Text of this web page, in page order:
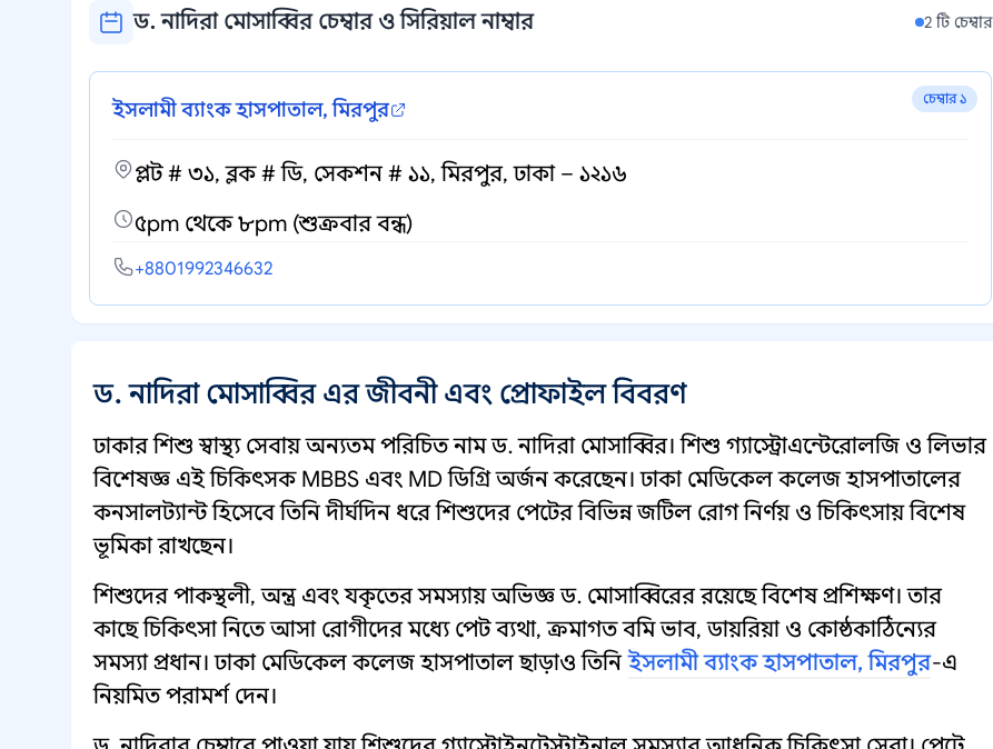
ড. নাদিরা মোসাব্বির চেম্বার ও সিরিয়াল নাম্বার 2 টি চেম্বার
চেম্বার ১
ইসলামী ব্যাংক হাসপাতাল, মিরপুর
প্লট # ৩১, ব্লক # ডি, সেকশন # ১১, মিরপুর, ঢাকা – ১২১৬
৫pm থেকে ৮pm (শুক্রবার বন্ধ)
+8801992346632
ড. নাদিরা মোসাব্বির এর জীবনী এবং প্রোফাইল বিবরণ
ঢাকার শিশু স্বাস্থ্য সেবায় অন্যতম পরিচিত নাম ড. নাদিরা মোসাব্বির। শিশু গ্যাস্ট্রোএন্টেরোলজি ও লিভার
বিশেষজ্ঞ এই চিকিৎসক MBBS এবং MD ডিগ্রি অর্জন করেছেন। ঢাকা মেডিকেল কলেজ হাসপাতালের
কনসালট্যান্ট হিসেবে তিনি দীর্ঘদিন ধরে শিশুদের পেটের বিভিন্ন জটিল রোগ নির্ণয় ও চিকিৎসায় বিশেষ
ভূমিকা রাখছেন।
শিশুদের পাকস্থলী, অন্ত্র এবং যকৃতের সমস্যায় অভিজ্ঞ ড. মোসাব্বিরের রয়েছে বিশেষ প্রশিক্ষণ। তার
কাছে চিকিৎসা নিতে আসা রোগীদের মধ্যে পেট ব্যথা, ক্রমাগত বমি ভাব, ডায়রিয়া ও কোষ্ঠকাঠিন্যের
সমস্যা প্রধান। ঢাকা মেডিকেল কলেজ হাসপাতাল ছাড়াও তিনি ইসলামী ব্যাংক হাসপাতাল, মিরপুর-এ
নিয়মিত পরামর্শ দেন।